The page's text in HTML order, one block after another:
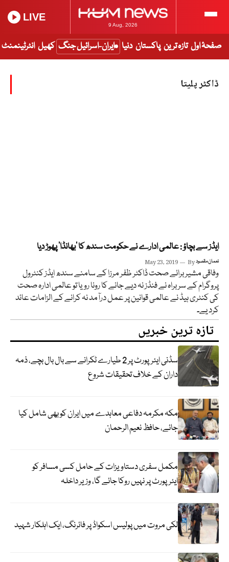
9 Aug, 2026
LIVE
صفحۂ اول تازہ ترین پاکستان دنیا ایران-اسرائیل جنگ کھیل انٹرٹینمنٹ
ڈاکٹر پلیتا
ایڈز سے بچاؤ : عالمی ادارے نے حکومت سندھ کا ’بھانڈا‘ پھوڑ دیا
May 23, 2019 Byنعمان مقصود
وفاقی مشیر برائے صحت ڈاکٹر ظفر مرزا کے سامنے سندھ ایڈز کنٹرول
پروگرام کے سربراہ نے فنڈز نہ دیے جانے کا رونا رویا تو عالمی ادارہ صحت
کی کنٹری ہیڈ نے عالمی قوانین پر عمل درآمد نہ کرانے کے الزامات عائد
کرد یے۔
تازہ ترین خبریں
سڈنی ایئرپورٹ پر 2 طیارے ٹکرانے سے بال بال بچے، ذمہ
داران کے خلاف تحقیقات شروع
مکہ مکرمہ دفاعی معاہدے میں ایران کو بھی شامل کیا
جائے، حافظ نعیم الرحمان
مکمل سفری دستاویزات کے حامل کسی مسافر کو
ایئرپورٹ پر نہیں روکا جائے گا، وزیر داخلہ
لکی مروت میں پولیس اسکواڈ پر فائرنگ، ایک اہلکار شہید